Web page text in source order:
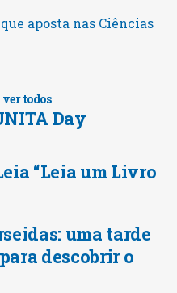
aposta nas Ciências
ver todos
Day
“Leia um Livro
uma tarde
descobrir o